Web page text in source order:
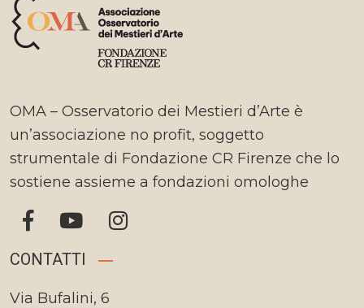
OMA – Osservatorio dei Mestieri d’Arte è
un’associazione no profit, soggetto
strumentale di Fondazione CR Firenze che lo
sostiene assieme a fondazioni omologhe
CONTATTI
Via Bufalini, 6